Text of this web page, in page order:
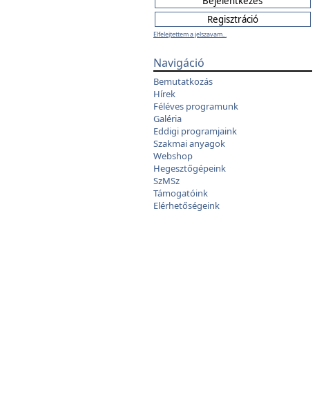
Elfelejtettem a jelszavam...
Navigáció
Bemutatkozás
Hírek
Féléves programunk
Galéria
Eddigi programjaink
Szakmai anyagok
Webshop
Hegesztőgépeink
SzMSz
Támogatóink
Elérhetőségeink